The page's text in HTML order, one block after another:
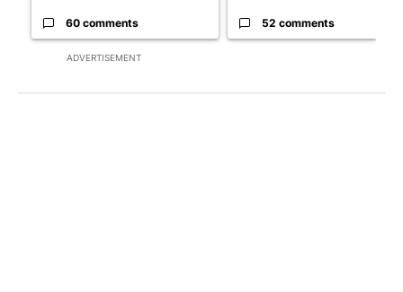
ADVERTISEMENT
60 comments 52 comments